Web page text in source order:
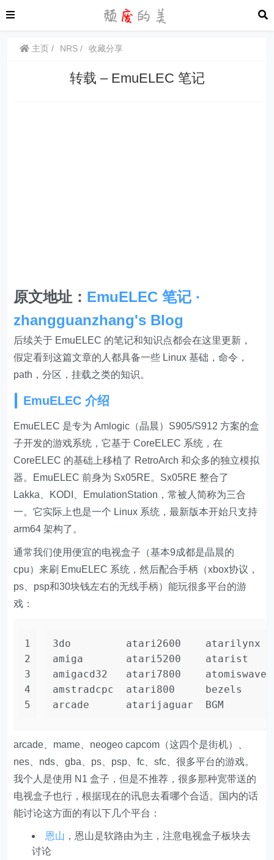
主页 NRS 收藏分享
转载 – EmuELEC 笔记
原文地址： EmuELEC 笔记 ·
zhangguanzhang's Blog
后续关于 EmuELEC 的笔记和知识点都会在这里更新，
假定看到这篇文章的人都具备一些 Linux 基础，命令，
path，分区，挂载之类的知识。
EmuELEC 介绍
EmuELEC 是专为 Amlogic（晶晨）S905/S912 方案的盒
子开发的游戏系统，它基于 CoreELEC 系统，在
CoreELEC 的基础上移植了 RetroArch 和众多的独立模拟
器。EmuELEC 前身为 Sx05RE。Sx05RE 整合了
Lakka、KODI、EmulationStation，常被人简称为三合
一。它实际上也是一个 Linux 系统，最新版本开始只支持
arm64 架构了。
通常我们使用便宜的电视盒子（基本9成都是晶晨的
cpu）来刷 EmuELEC 系统，然后配合手柄（xbox协议，
ps、psp和30块钱左右的无线手柄）能玩很多平台的游
戏：
1
2
3
4
5
arcade、mame、neogeo capcom（这四个是街机）、
nes、nds、gba、ps、psp、fc、sfc、很多平台的游戏。
我个人是使用 N1 盒子，但是不推荐，很多那种宽带送的
电视盒子也行，根据现在的讯息去看哪个合适。国内的话
能讨论这方面的有以下几个平台：
恩山 ，恩山是软路由为主，注意电视盒子板块去
讨论